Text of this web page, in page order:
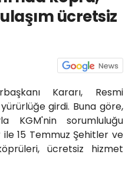
ücretsiz
Kararı, Resmi
girdi. Buna göre,
KGM'nin sorumluluğu
15 Temmuz Şehitler ve
ücretsiz hizmet
Kaptan Mahallesi